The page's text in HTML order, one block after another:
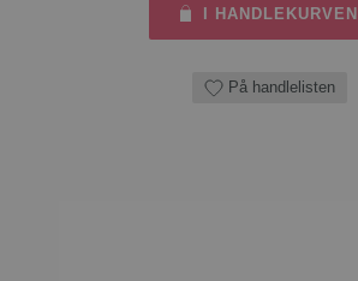
I HANDLEKURVEN
På handlelisten